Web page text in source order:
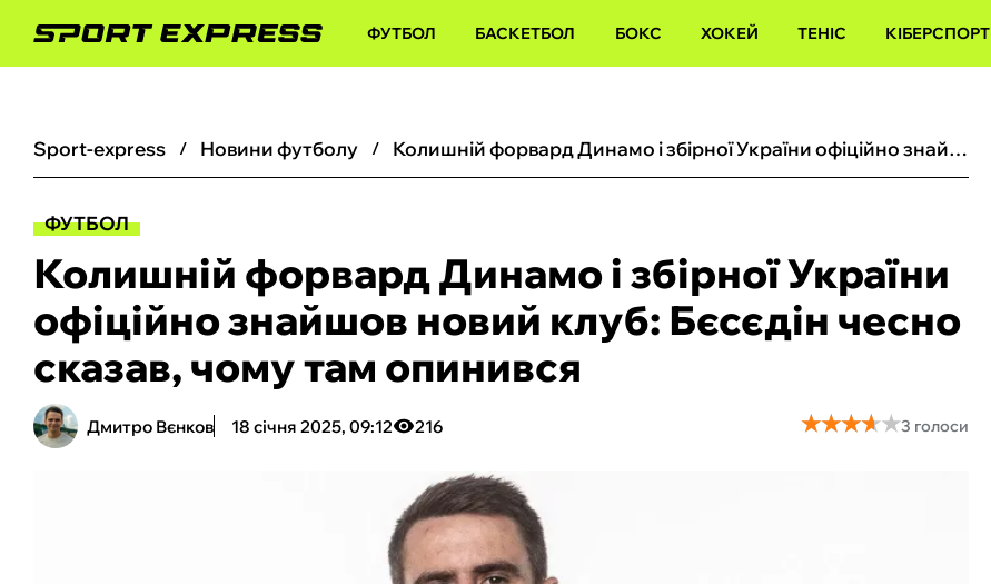
ФУТБОЛ БАСКЕТБОЛ БОКС ХОКЕЙ ТЕНІС КІБЕРСПОРТ
sport-express новини футболу Колишній форвард Динамо і збірної України офіційно знайшов новий клуб: Бєсєдін чесно сказав, чому там опинився
ФУТБОЛ
Колишній форвард Динамо і збірної України
офіційно знайшов новий клуб: Бєсєдін чесно
сказав, чому там опинився
Дмитро Вєнков 18 січня 2025, 09:12 216 ★★★★★
★★★★★3 голоси